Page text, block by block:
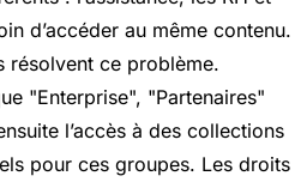
d’accéder au même contenu.
résolvent ce problème.
"Enterprise", "Partenaires"
l’accès à des collections
pour ces groupes. Les droits